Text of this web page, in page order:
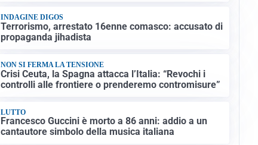
INDAGINE DIGOS
Terrorismo, arrestato 16enne comasco: accusato di
propaganda jihadista
NON SI FERMA LA TENSIONE
Crisi Ceuta, la Spagna attacca l’Italia: “Revochi i
controlli alle frontiere o prenderemo contromisure”
LUTTO
Francesco Guccini è morto a 86 anni: addio a un
cantautore simbolo della musica italiana